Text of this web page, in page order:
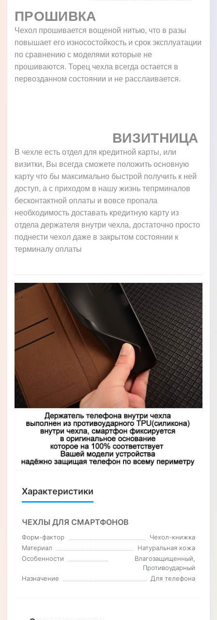
ПРОШИВКА
Чехол прошивается вощеной нитью, что в разы
повышает его износостойкость и срок эксплуатации
по сравнению с моделями которые не
прошиваются. Торец чехла всегда остается в
первозданном состоянии и не расслаивается.
ВИЗИТНИЦА
В чехле есть отдел для кредитной карты, или
визитки, Вы всегда сможете положить основную
карту что бы максимально быстрой получить к ней
доступ, а с приходом в нашу жизнь тепрминалов
бесконтактной оплаты и вовсе пропала
необходимость доставать кредитную карту из
отдела держателя внутри чехла, достаточно просто
поднести чехол даже в закрытом состоянии к
терминалу оплаты